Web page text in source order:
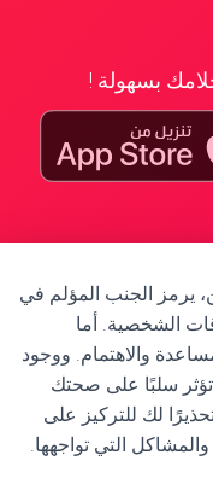
بسهولة !
يرمز الجنب المؤلم في
الشخصية. أما
والاهتمام. ووجود
سلبًا على صحتك
لك للتركيز على
التي تواجهها.